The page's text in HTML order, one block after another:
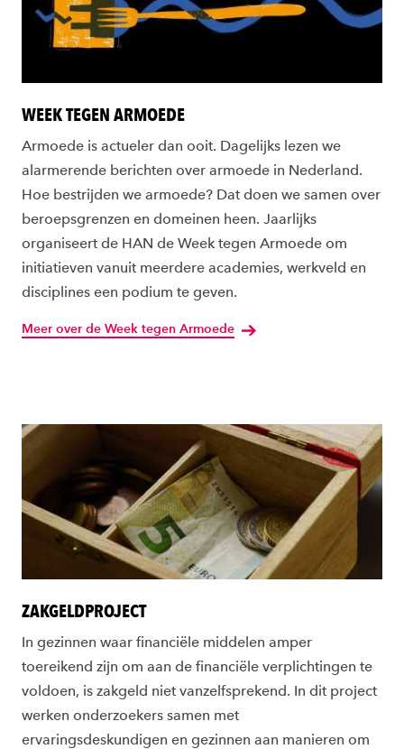
WEEK TEGEN ARMOEDE
Armoede is actueler dan ooit. Dagelijks lezen we
alarmerende berichten over armoede in Nederland.
Hoe bestrijden we armoede? Dat doen we samen over
beroepsgrenzen en domeinen heen. Jaarlijks
organiseert de HAN de Week tegen Armoede om
initiatieven vanuit meerdere academies, werkveld en
disciplines een podium te geven.
Meer over de Week tegen Armoede
ZAKGELDPROJECT
In gezinnen waar financiële middelen amper
toereikend zijn om aan de financiële verplichtingen te
voldoen, is zakgeld niet vanzelfsprekend. In dit project
werken onderzoekers samen met
ervaringsdeskundigen en gezinnen aan manieren om